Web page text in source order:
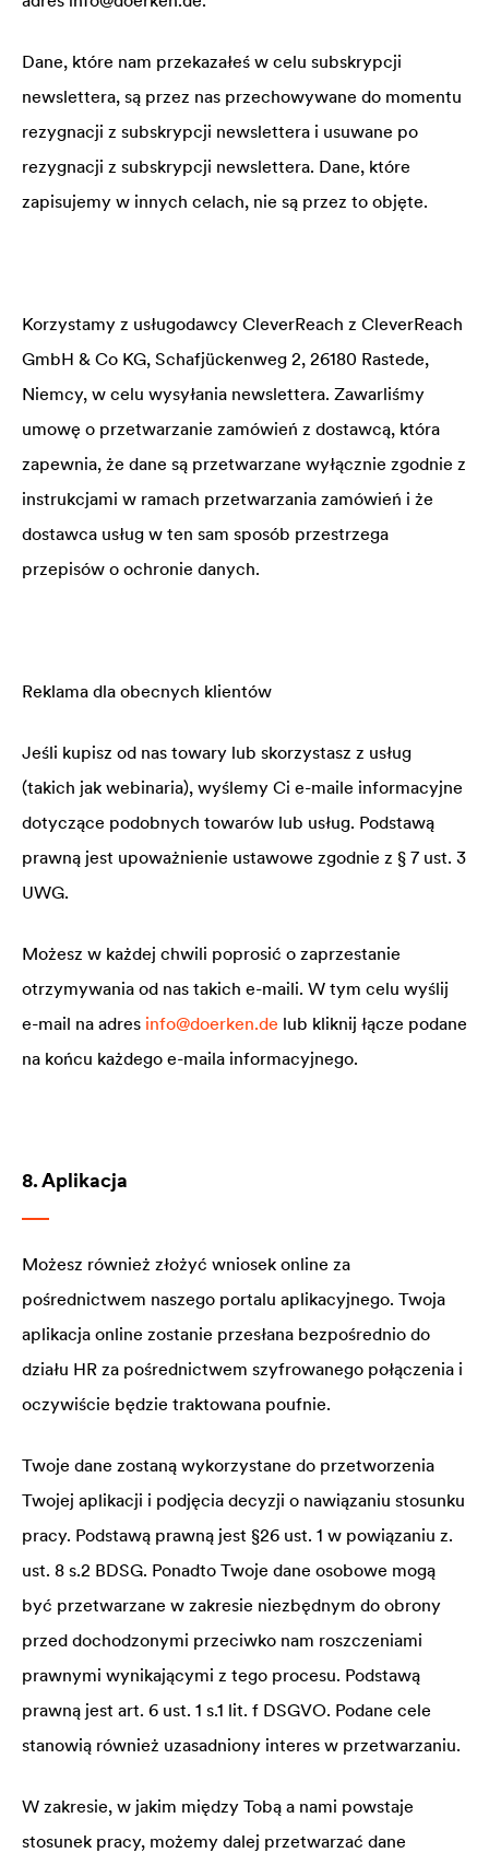
Dane, które nam przekazałeś w celu subskrypcji
newslettera, są przez nas przechowywane do momentu
rezygnacji z subskrypcji newslettera i usuwane po
rezygnacji z subskrypcji newslettera. Dane, które
zapisujemy w innych celach, nie są przez to objęte.
Korzystamy z usługodawcy CleverReach z CleverReach
GmbH & Co KG, Schafjückenweg 2, 26180 Rastede,
Niemcy, w celu wysyłania newslettera. Zawarliśmy
umowę o przetwarzanie zamówień z dostawcą, która
zapewnia, że ​​dane są przetwarzane wyłącznie zgodnie z
instrukcjami w ramach przetwarzania zamówień i że
dostawca usług w ten sam sposób przestrzega
przepisów o ochronie danych.
Reklama dla obecnych klientów
Jeśli kupisz od nas towary lub skorzystasz z usług
(takich jak webinaria), wyślemy Ci e-maile informacyjne
dotyczące podobnych towarów lub usług. Podstawą
prawną jest upoważnienie ustawowe zgodnie z § 7 ust. 3
UWG.
Możesz w każdej chwili poprosić o zaprzestanie
otrzymywania od nas takich e-maili. W tym celu wyślij
e-mail na adres info@doerken.de lub kliknij łącze podane
na końcu każdego e-maila informacyjnego.
8. Aplikacja
Możesz również złożyć wniosek online za
pośrednictwem naszego portalu aplikacyjnego. Twoja
aplikacja online zostanie przesłana bezpośrednio do
działu HR za pośrednictwem szyfrowanego połączenia i
oczywiście będzie traktowana poufnie.
Twoje dane zostaną wykorzystane do przetworzenia
Twojej aplikacji i podjęcia decyzji o nawiązaniu stosunku
pracy. Podstawą prawną jest §26 ust. 1 w powiązaniu z.
ust. 8 s.2 BDSG. Ponadto Twoje dane osobowe mogą
być przetwarzane w zakresie niezbędnym do obrony
przed dochodzonymi przeciwko nam roszczeniami
prawnymi wynikającymi z tego procesu. Podstawą
prawną jest art. 6 ust. 1 s.1 lit. f DSGVO. Podane cele
stanowią również uzasadniony interes w przetwarzaniu.
W zakresie, w jakim między Tobą a nami powstaje
stosunek pracy, możemy dalej przetwarzać dane